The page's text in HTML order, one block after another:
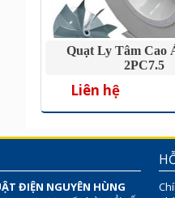
Quạt Ly Tâm Cao
2PC7.5
Liên hệ
ĐIỆN NGUYÊN HÙNG